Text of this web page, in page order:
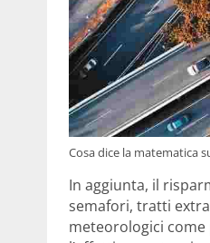
Cosa dice la matematica
In aggiunta, il
semafori, tratti
meteorologici